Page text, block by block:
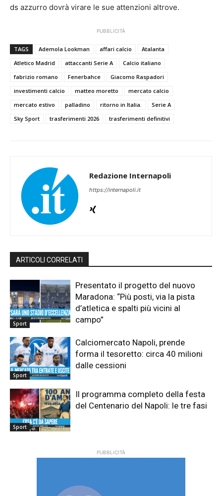
ds azzurro dovrà virare le sue attenzioni altrove.
PUBBLICITÀ
TAGS Ademola Lookman affari calcio
Atalanta
Atletico Madrid
attaccanti Serie A
Calcio italiano
fabrizio romano
Fenerbahce
Giacomo Raspadori
investimenti calcio
matteo moretto
mercato calcio
mercato estivo
palladino ritorno in Italia.
Serie A
Sky Sport
trasferimenti 2026 trasferimenti definitivi
Redazione Internapoli
https://internapoli.it
ARTICOLI CORRELATI
Sport
Presentato il progetto del nuovo
Maradona: “Più posti, via la pista
d’atletica e spalti più vicini al
campo”
Sport
Calciomercato Napoli, prende
forma il tesoretto: circa 40 milioni
dalle cessioni
Sport
Il programma completo della festa
del Centenario del Napoli: le tre fasi
PUBBLICITÀ